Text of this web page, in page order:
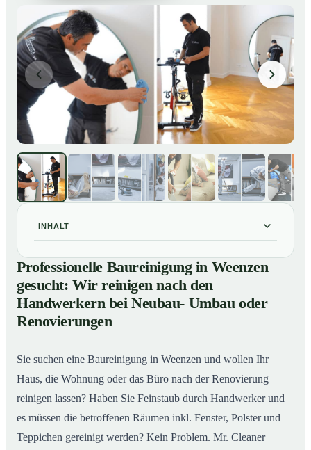
INHALT
01 Professionelle Baureinigung in Weenzen gesucht: Wir
reinigen nach den Handwerkern bei Neubau- Umbau
oder Renovierungen
02Baureinigung in Weenzen – Profis im Einsatz
Professionelle Baureinigung in Weenzen
gesucht: Wir reinigen nach den
Handwerkern bei Neubau- Umbau oder
Renovierungen
Sie suchen eine Baureinigung in Weenzen und wollen Ihr
Haus, die Wohnung oder das Büro nach der Renovierung
reinigen lassen? Haben Sie Feinstaub durch Handwerker und
es müssen die betroffenen Räumen inkl. Fenster, Polster und
Teppichen gereinigt werden? Kein Problem. Mr. Cleaner